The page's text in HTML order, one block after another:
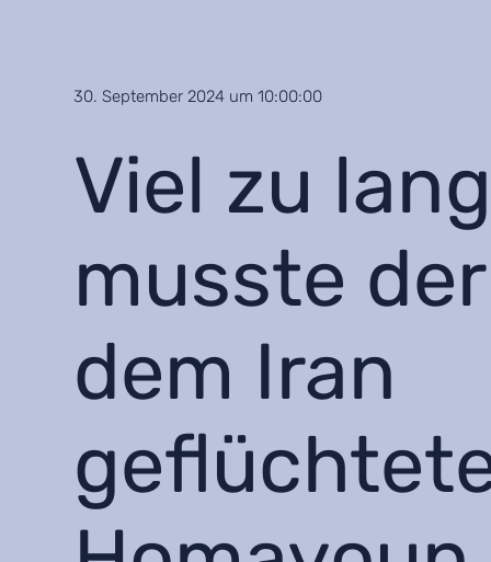
30. September 2024 um 10:00:00
Viel zu lang
musste
dem Iran